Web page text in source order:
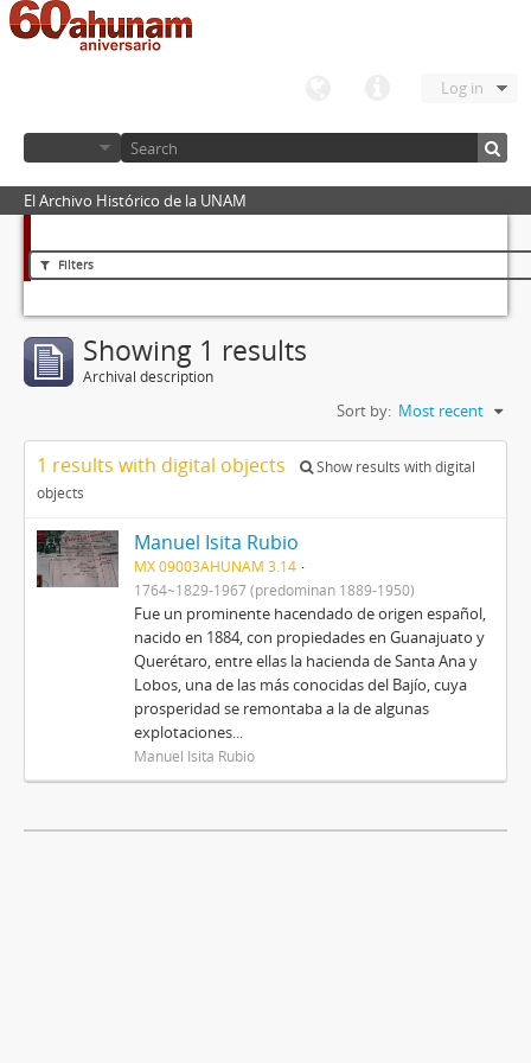
Log in
El Archivo Histórico de la UNAM
Filters
Showing 1 results
Archival description
Sort by: Most recent
1 results with digital objects
Show results with digital
objects
Manuel Isita Rubio
MX 09003AHUNAM 3.14
1764~1829-1967 (predominan 1889-1950)
Fue un prominente hacendado de origen español,
nacido en 1884, con propiedades en Guanajuato y
Querétaro, entre ellas la hacienda de Santa Ana y
Lobos, una de las más conocidas del Bajío, cuya
prosperidad se remontaba a la de algunas
explotaciones...
Manuel Isita Rubio